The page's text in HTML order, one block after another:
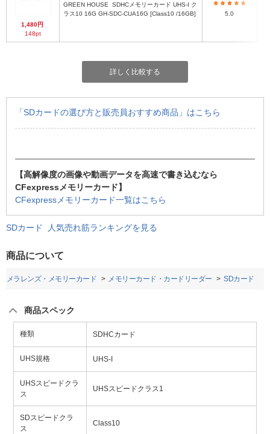
1,480円
148pt
GREEN HOUSE
ラス10 16G GH-SDC-CUA16G [Class10 /16GB]
5.0
詳しく比較する
「SDカードの選び方と販売員おすすめ商品」はこちら
【高解像度の画像や動画データを高速で書き込むなら
CFexpressメモリーカード】
CFexpressメモリーカード一覧はこちら
SDカード 人気売れ筋ランキングを見る
商品について
メラレンズ・メモリーカード メモリーカード・カードリーダー SDカード
商品スペック
種類 SDHCカード
UHS規格 UHS-I
UHSスピードクラ
ス
UHSスピードクラス1
SDスピードクラ
ス
Class10